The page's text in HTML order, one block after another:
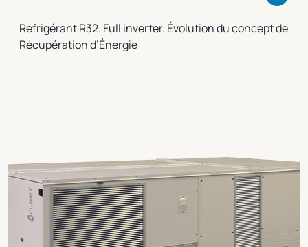
Réfrigérant R32. Full inverter. Évolution du concept de
Récupération d’Énergie